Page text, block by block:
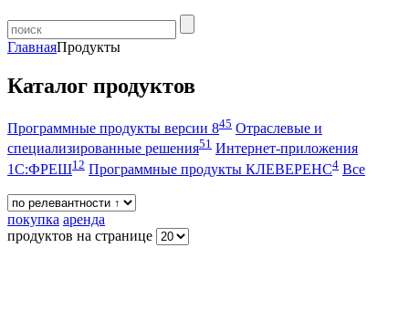
ГлавнаяПродукты
Каталог продуктов
Программные продукты версии 845 Отраслевые и
специализированные решения51 Интернет-приложения
1С:ФРЕШ12 Программные продукты КЛЕВЕРЕНС4 Все
покупка аренда
продуктов на странице